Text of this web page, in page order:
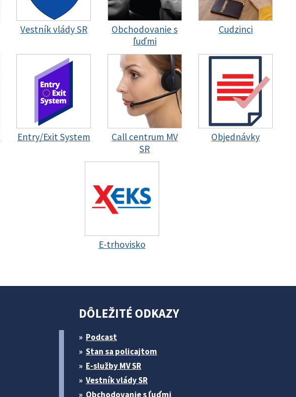
Vestník vlády SR
Obchodovanie s
ľuďmi
Cudzinci
Entry/Exit System
Call centrum MV
SR
Objednávky
E-trhovisko
DÔLEŽITÉ ODKAZY
Podcast
Stan sa policajtom
E-služby MV SR
Vestník vlády SR
Obchodovanie s ľuďmi